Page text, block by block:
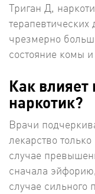
Триган Д,
чрезмерно
состояние комы
Как влияет
наркотик?
Врачи
лекарство
случае
сначала
случае